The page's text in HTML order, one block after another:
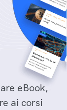
eBook,
ai corsi